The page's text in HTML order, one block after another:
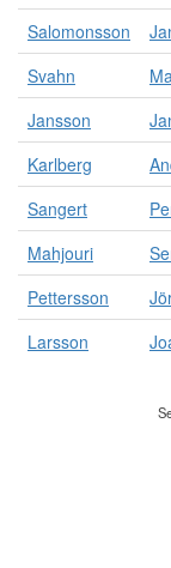
Salomonsson
Svahn
Jansson
Karlberg
Sangert
Mahjouri
Pettersson
Larsson